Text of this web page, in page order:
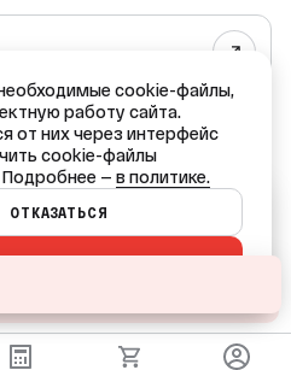
температура: от 5 до 45
1/4 мм. * Тип комплектующих
и качественное
вам поддерживать
фильтрации.
cookie-файлы,
работу сайта.
от них через интерфейс
cookie-файлы
Подробнее — в политике.
ОТКАЗАТЬСЯ
ВСЕ